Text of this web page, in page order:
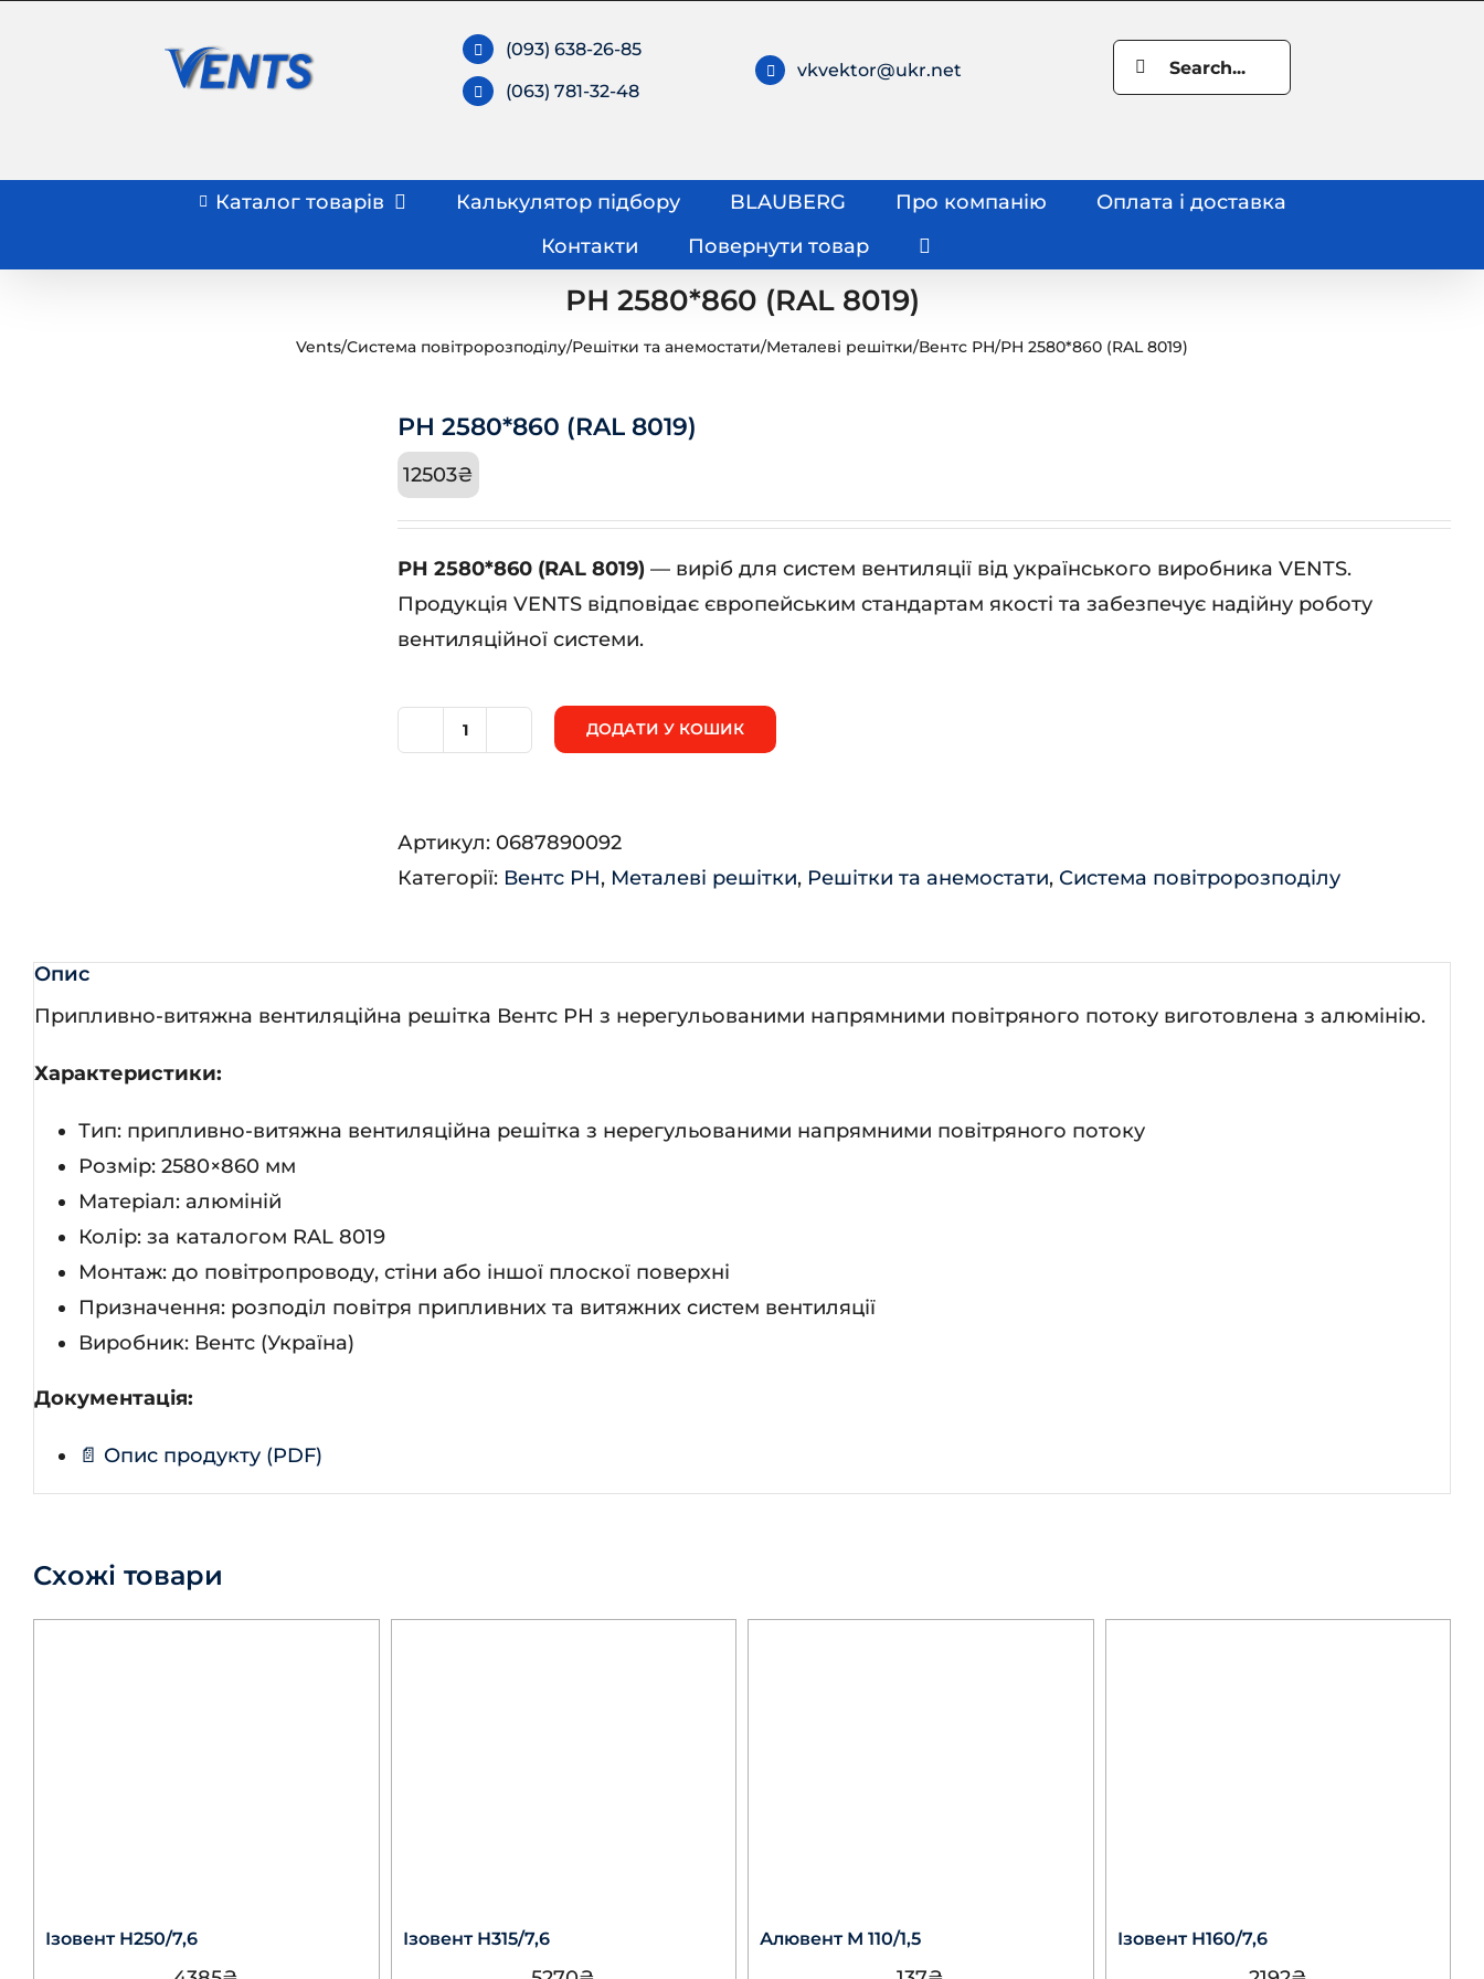
(093) 638-26-85
(063) 781-32-48
vkvektor@ukr.net
Search
for:
Каталог товарів Калькулятор підбору BLAUBERG Про компанію
Оплата і доставка
Контакти
Повернути товар
РН 2580*860 (RAL 8019)
Vents/Система повітророзподілу/Решітки та анемостати/Металеві решітки/Вентс РН/РН 2580*860 (RAL 8019)
РН 2580*860 (RAL 8019)
12503₴
РН 2580*860 (RAL 8019) — виріб для систем вентиляції від українського виробника VENTS.
Продукція VENTS відповідає європейським стандартам якості та забезпечує надійну роботу
вентиляційної системи.
8019)
кількість
ДОДАТИ У КОШИК
Артикул: 0687890092
Категорії: Вентс РН, Металеві решітки, Решітки та анемостати, Система повітророзподілу
Опис
Припливно-витяжна вентиляційна решітка Вентс РН з нерегульованими напрямними повітряного потоку виготовлена з алюмінію.
Характеристики:
Тип: припливно-витяжна вентиляційна решітка з нерегульованими напрямними повітряного потоку
Розмір: 2580×860 мм
Матеріал: алюміній
Колір: за каталогом RAL 8019
Монтаж: до повітропроводу, стіни або іншої плоскої поверхні
Призначення: розподіл повітря припливних та витяжних систем вентиляції
Виробник: Вентс (Україна)
Документація:
📄 Опис продукту (PDF)
Схожі товари
Ізовент Н250/7,6 Ізовент Н315/7,6 Алювент М 110/1,5 Ізовент Н160/7,6